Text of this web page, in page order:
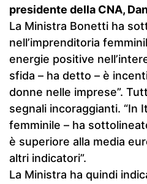
presidente della CNA,
La Ministra Bonetti ha
nell’imprenditoria
energie positive
sfida – ha detto – è
donne nelle imprese”.
segnali incoraggianti. “In
femminile – ha
è superiore alla media
altri indicatori”.
La Ministra ha quindi